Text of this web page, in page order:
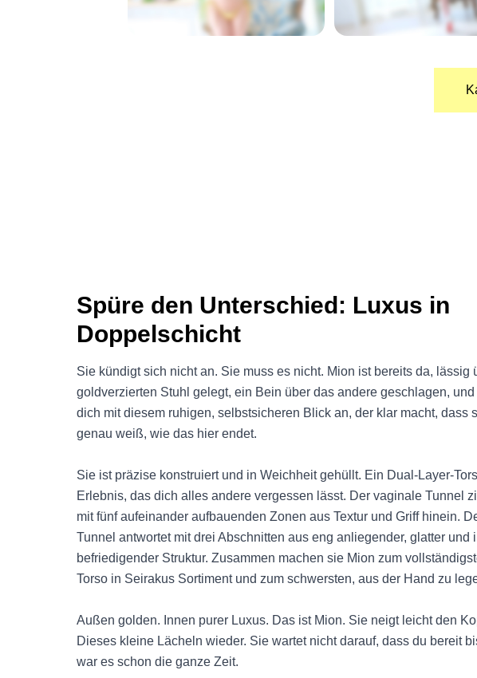
Spüre den Unterschied: Luxus in
Doppelschicht
Sie kündigt sich nicht an. Sie muss es nicht. Mion ist bereits da, lässig
goldverzierten Stuhl gelegt, ein Bein über das andere geschlagen,
dich mit diesem ruhigen, selbstsicheren Blick an, der klar macht, dass
genau weiß, wie das hier endet.
Sie ist präzise konstruiert und in Weichheit gehüllt. Ein Dual-Layer-
Erlebnis, das dich alles andere vergessen lässt. Der vaginale Tunnel
mit fünf aufeinander aufbauenden Zonen aus Textur und Griff hinein.
Tunnel antwortet mit drei Abschnitten aus eng anliegender, glatter und
befriedigender Struktur. Zusammen machen sie Mion zum
Torso in Seirakus Sortiment und zum schwersten, aus der Hand zu
Außen golden. Innen purer Luxus. Das ist Mion. Sie neigt leicht den
Dieses kleine Lächeln wieder. Sie wartet nicht darauf, dass du bereit
war es schon die ganze Zeit.